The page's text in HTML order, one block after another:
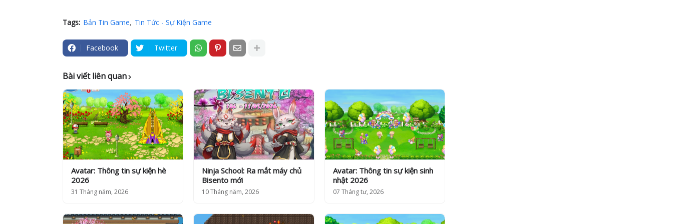
Tags: Bản Tin Game Tin Tức - Sự Kiện Game
Facebook Twitter
Bài viết liên quan
Avatar: Thông tin sự kiện hè
2026
31 Tháng năm, 2026
Ninja School: Ra mắt máy chủ
Bisento mới
10 Tháng năm, 2026
Avatar: Thông tin sự kiện sinh
nhật 2026
07 Tháng tư, 2026